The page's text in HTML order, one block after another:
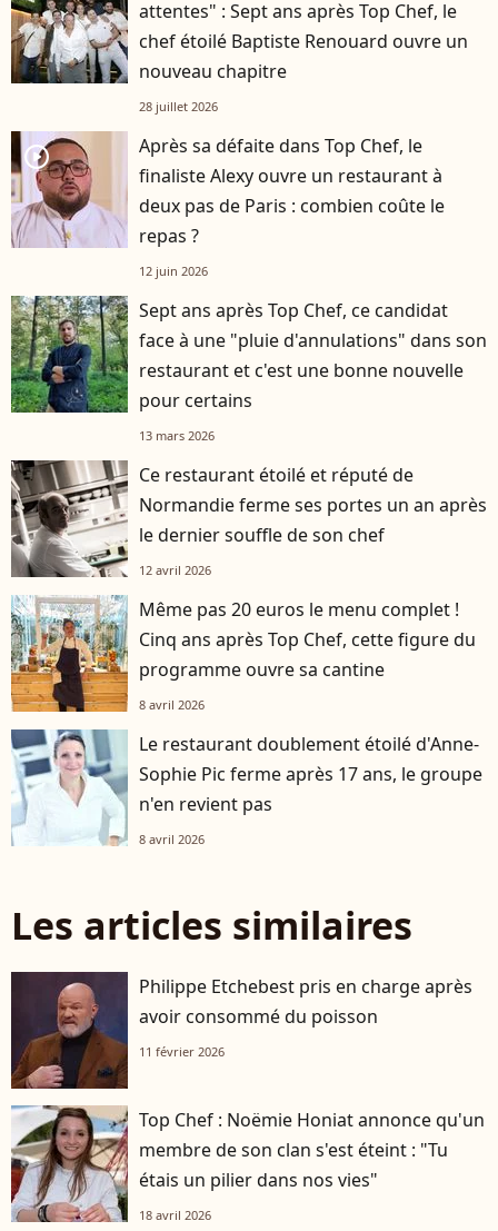
attentes" : Sept ans après Top Chef, le
chef étoilé Baptiste Renouard ouvre un
nouveau chapitre
28 juillet 2026
player2
Après sa défaite dans Top Chef, le
finaliste Alexy ouvre un restaurant à
deux pas de Paris : combien coûte le
repas ?
12 juin 2026
Sept ans après Top Chef, ce candidat
face à une "pluie d'annulations" dans son
restaurant et c'est une bonne nouvelle
pour certains
13 mars 2026
Ce restaurant étoilé et réputé de
Normandie ferme ses portes un an après
le dernier souffle de son chef
12 avril 2026
Même pas 20 euros le menu complet !
Cinq ans après Top Chef, cette figure du
programme ouvre sa cantine
8 avril 2026
Le restaurant doublement étoilé d'Anne-
Sophie Pic ferme après 17 ans, le groupe
n'en revient pas
8 avril 2026
Les articles similaires
Philippe Etchebest pris en charge après
avoir consommé du poisson
11 février 2026
Top Chef : Noëmie Honiat annonce qu'un
membre de son clan s'est éteint : "Tu
étais un pilier dans nos vies"
18 avril 2026